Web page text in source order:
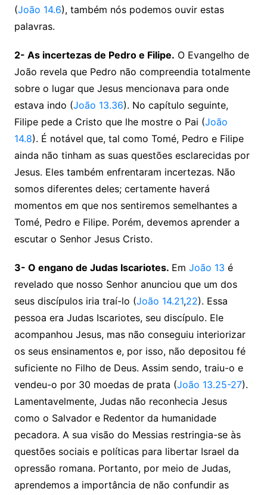
(João 14.6), também nós podemos ouvir estas
palavras.
2- As incertezas de Pedro e Filipe. O Evangelho de
João revela que Pedro não compreendia totalmente
sobre o lugar que Jesus mencionava para onde
estava indo (João 13.36). No capítulo seguinte,
Filipe pede a Cristo que lhe mostre o Pai (João
14.8). É notável que, tal como Tomé, Pedro e Filipe
ainda não tinham as suas questões esclarecidas por
Jesus. Eles também enfrentaram incertezas. Não
somos diferentes deles; certamente haverá
momentos em que nos sentiremos semelhantes a
Tomé, Pedro e Filipe. Porém, devemos aprender a
escutar o Senhor Jesus Cristo.
3- O engano de Judas Iscariotes. Em João 13 é
revelado que nosso Senhor anunciou que um dos
seus discípulos iria traí-lo (João 14.21,22). Essa
pessoa era Judas Iscariotes, seu discípulo. Ele
acompanhou Jesus, mas não conseguiu interiorizar
os seus ensinamentos e, por isso, não depositou fé
suficiente no Filho de Deus. Assim sendo, traiu-o e
vendeu-o por 30 moedas de prata (João 13.25-27).
Lamentavelmente, Judas não reconhecia Jesus
como o Salvador e Redentor da humanidade
pecadora. A sua visão do Messias restringia-se às
questões sociais e políticas para libertar Israel da
opressão romana. Portanto, por meio de Judas,
aprendemos a importância de não confundir as